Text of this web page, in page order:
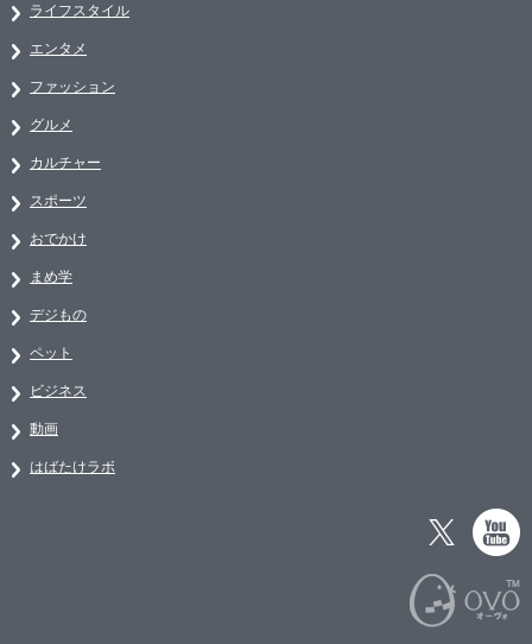
ライフスタイル
エンタメ
ファッション
グルメ
カルチャー
スポーツ
おでかけ
まめ学
デジもの
ペット
ビジネス
動画
はばたけラボ